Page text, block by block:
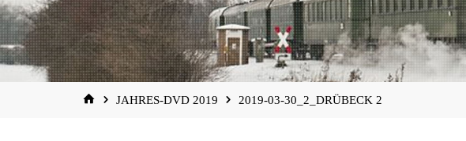
START
JAHRES-DVD 2019 2019-03-30_2_DRÜBECK 2